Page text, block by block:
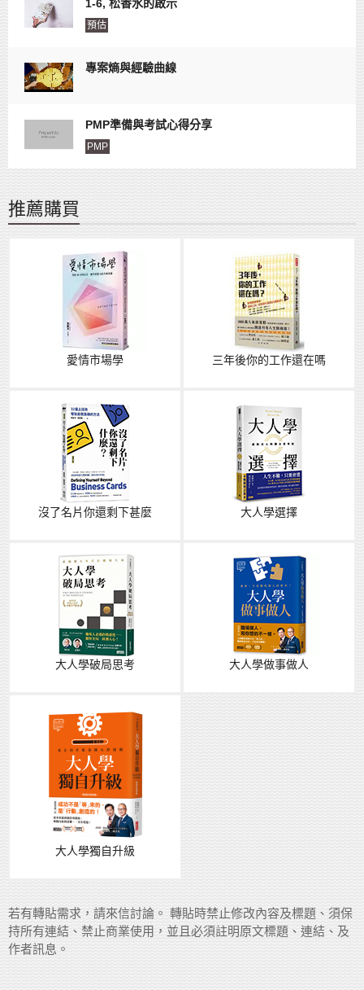
1-6, 松香水的啟示
預估
專案熵與經驗曲線
PMP準備與考試心得分享
PMP
推薦購買
愛情市場學 三年後你的工作還在嗎
沒了名片你還剩下甚麼 大人學選擇
大人學破局思考 大人學做事做人
大人學獨自升級
若有轉貼需求，請來信討論。 轉貼時禁止修改內容及標題、須保
持所有連結、禁止商業使用，並且必須註明原文標題、連結、及
作者訊息。